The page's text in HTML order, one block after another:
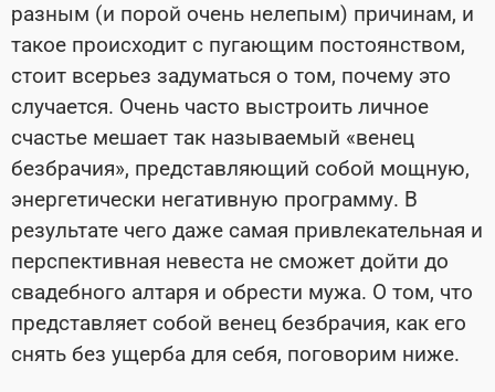
разным (и порой очень нелепым) причинам, и
такое происходит с пугающим постоянством,
стоит всерьез задуматься о том, почему это
случается. Очень часто выстроить личное
счастье мешает так называемый «венец
безбрачия», представляющий собой мощную,
энергетически негативную программу. В
результате чего даже самая привлекательная и
перспективная невеста не сможет дойти до
свадебного алтаря и обрести мужа. О том, что
представляет собой венец безбрачия, как его
снять без ущерба для себя, поговорим ниже.